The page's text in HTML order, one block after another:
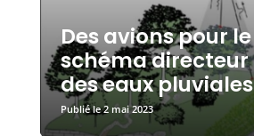
Des avions pour le
schéma directeur
des eaux pluviales
2 mai 2023